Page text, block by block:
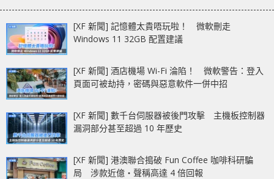
[XF 新聞] 記憶體太貴唔玩啦！ 微軟刪走
Windows 11 32GB 配置建議
[XF 新聞] 酒店機場 Wi-Fi 淪陷！ 微軟警告：登入
頁面可被劫持，密碼與惡意軟件一併中招
[XF 新聞] 數千台伺服器被後門攻擊 主機板控制器
漏洞部分甚至超過 10 年歷史
[XF 新聞] 港澳聯合搗破 Fun Coffee 咖啡科研騙
局 涉款近億‧聲稱高達 4 倍回報